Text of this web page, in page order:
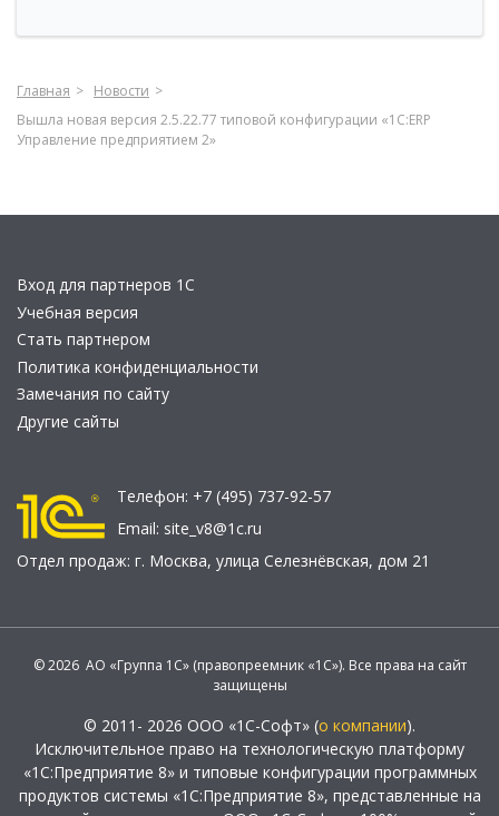
Главная
Новости
Вышла новая версия 2.5.22.77 типовой конфигурации «1С:ERP
Управление предприятием 2»
Вход для партнеров 1С
Учебная версия
Стать партнером
Политика конфиденциальности
Замечания по сайту
Другие сайты
Телефон: +7 (495) 737-92-57
Email: site_v8@1c.ru
Отдел продаж: г. Москва, улица Селезнёвская, дом 21
© 2026 АО «Группа 1С» (правопреемник «1С»). Все права на сайт
защищены
© 2011- 2026 ООО «1С-Софт» (о компании).
Исключительное право на технологическую платформу
«1С:Предприятие 8» и типовые конфигурации программных
продуктов системы «1С:Предприятие 8», представленные на